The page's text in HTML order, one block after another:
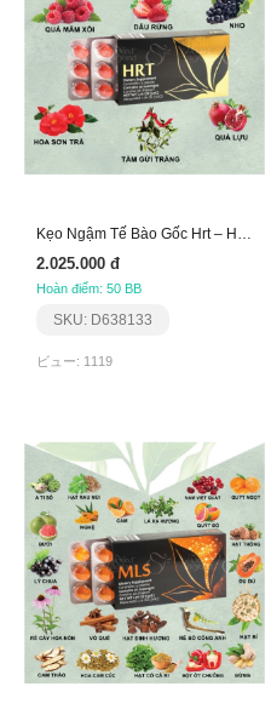
Kẹo Ngậm Tế Bào Gốc Hrt – Hỗ Trợ Tim Mạch Aplgo
2.025.000 đ
Hoàn điểm: 50 BB
SKU: D638133
ビュー: 1119